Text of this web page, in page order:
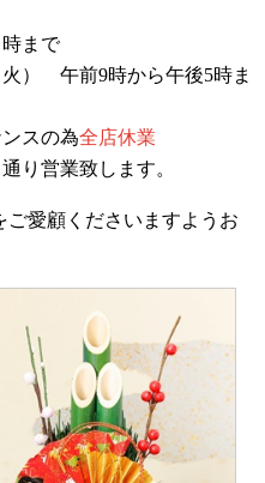
まで
） 午前9時から午後5時ま
スの為全店休業
り営業致します。
愛顧くださいますようお